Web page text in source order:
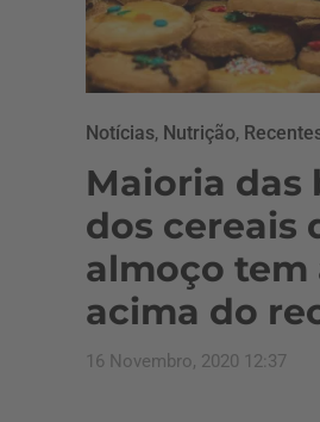
Notícias, Nutrição,
Maioria das
dos cereais
almoço tem
acima do
16 Novembro, 2020 12:37